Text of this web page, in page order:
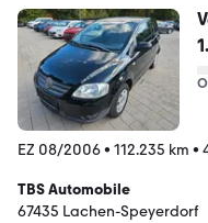
EZ 08/2006• 112.235 km •
TBS Automobile
67435 Lachen-Speyerdorf